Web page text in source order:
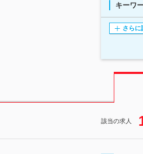
キーワ
さらに
該当の求人